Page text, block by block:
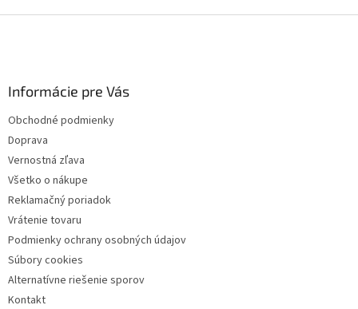
Informácie pre Vás
Obchodné podmienky
Doprava
Vernostná zľava
Všetko o nákupe
Reklamačný poriadok
Vrátenie tovaru
Podmienky ochrany osobných údajov
Súbory cookies
Alternatívne riešenie sporov
Kontakt